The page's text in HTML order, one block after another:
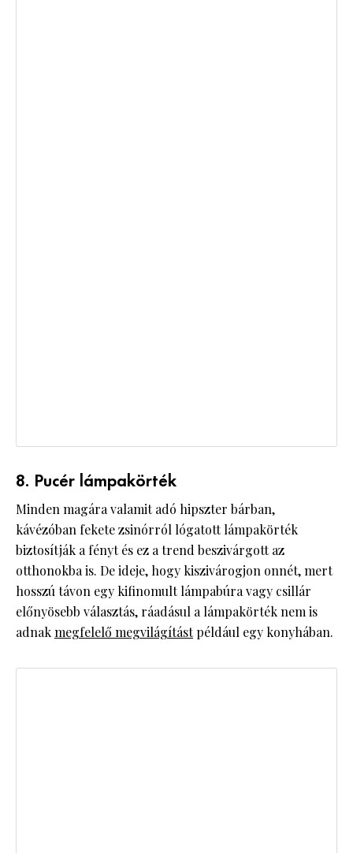
8. Pucér lámpakörték
Minden magára valamit adó hipszter bárban,
kávézóban fekete zsinórról lógatott lámpakörték
biztosítják a fényt és ez a trend beszivárgott az
otthonokba is. De ideje, hogy kiszivárogjon onnét, mert
hosszú távon egy kifinomult lámpabúra vagy csillár
előnyösebb választás, ráadásul a lámpakörték nem is
adnakmegfelelő megvilágítástpéldául egy konyhában.